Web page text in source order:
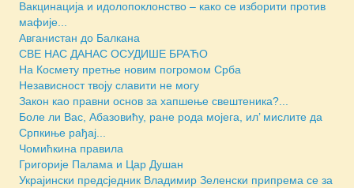
Вакцинација и идолопоклонство – како се изборити против
мафије...
Авганистан до Балкана
СВЕ НАС ДАНАС ОСУДИШЕ БРАЋО
На Космету претње новим погромом Срба
Независност твоју славити не могу
Закон као правни основ за хапшење свештеника?...
Боле ли Вас, Абазовићу, ране рода мојега, ил’ мислите да
Српкиње рађај...
Чомићкина правила
Григорије Палама и Цар Душан
Украјински предсједник Владимир Зеленски припрема се за